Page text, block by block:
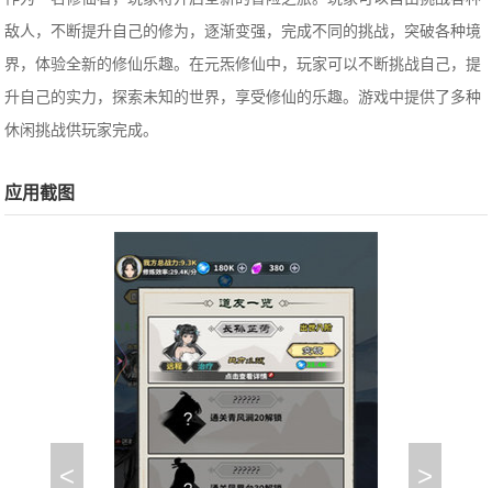
敌人，不断提升自己的修为，逐渐变强，完成不同的挑战，突破各种境
界，体验全新的修仙乐趣。在元炁修仙中，玩家可以不断挑战自己，提
升自己的实力，探索未知的世界，享受修仙的乐趣。游戏中提供了多种
休闲挑战供玩家完成。
应用截图
< >